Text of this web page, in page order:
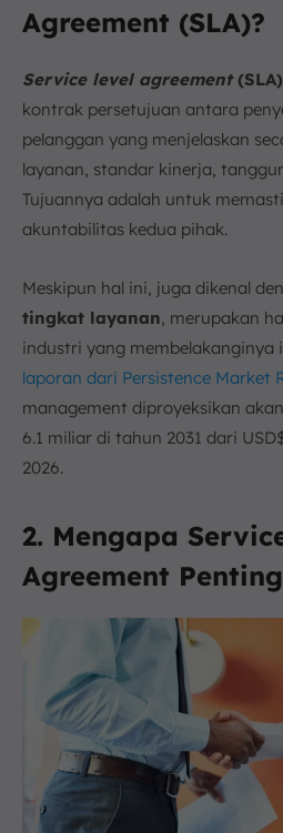
Agreement (SLA)?
Service level agreement
kontrak persetujuan antara
pelanggan yang menjelaskan
layanan, standar kinerja,
Tujuannya adalah untuk
akuntabilitas kedua pihak.
Meskipun hal ini, juga dikenal
tingkat layanan, merupakan
industri yang membelakanginya
laporan dari Persistence Market
management diproyeksikan
6.1 miliar di tahun 2031 dari
2026.
2. Mengapa
Agreement